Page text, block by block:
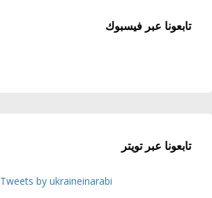
تابعونا عبر فيسبوك
تابعونا عبر تويتر
Tweets by ukraineinarabi